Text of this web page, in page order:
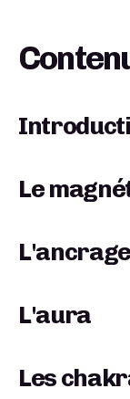
Le
L'aura
Les